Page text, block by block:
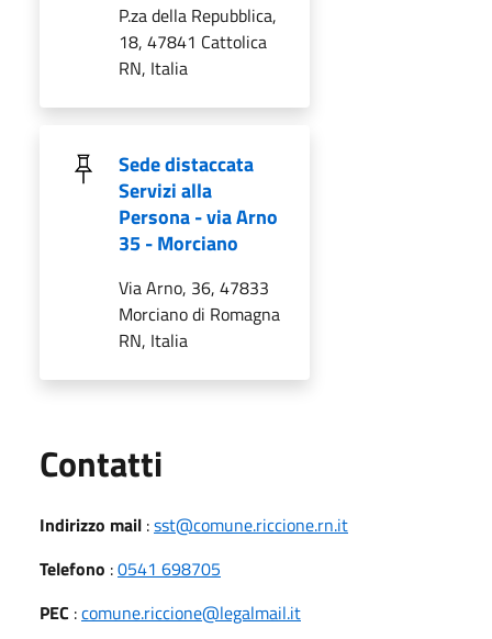
P.za della Repubblica,
18, 47841 Cattolica
RN, Italia
Sede distaccata
Servizi alla
Persona - via Arno
35 - Morciano
Via Arno, 36, 47833
Morciano di Romagna
RN, Italia
Contatti
Indirizzo mail :sst@comune.riccione.rn.it
Telefono :0541 698705
PEC :comune.riccione@legalmail.it